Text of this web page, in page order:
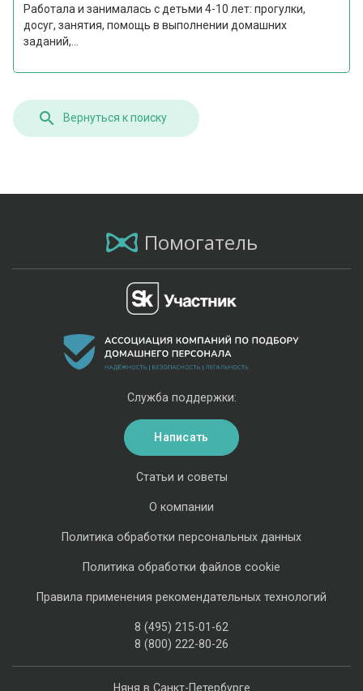
Работала и занималась с детьми 4-10 лет: прогулки,
досуг, занятия, помощь в выполнении домашних
заданий,...
Вернуться к поиску
Помогатель
Няня в Санкт-Петербурге
Статьи и советы
О компании
Политика обработки персональных данных
Политика обработки файлов cookie
Правила применения рекомендательных технологий
8 (495) 215-01-62
8 (800) 222-80-26
Служба поддержки:
Написать